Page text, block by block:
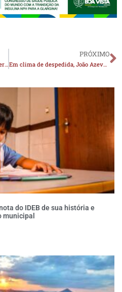
Lucas diz que rompimento de Cícero foi ‘traição’: ‘Se juntou com quem o acusava’
PRÓXIMO
Em clima de despedida, João Azevêdo encerra ano com mensagem de fé, família e sinalização de transição política na Paraíba em 2026
do IDEB de sua história e
municipal